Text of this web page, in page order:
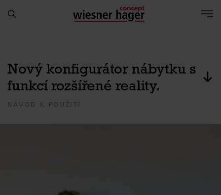
Nový konfigurátor nábytku s
funkcí rozšířené reality.
NÁVOD K POUŽITÍ